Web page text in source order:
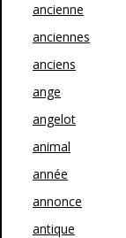
ancienne
anciennes
anciens
ange
angelot
animal
année
annonce
antique